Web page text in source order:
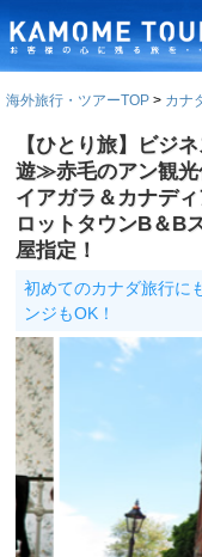
海外旅行・ツアーTOP カナ
【ひとり旅】ビジ
遊≫赤毛のアン観光
イアガラ＆カナデ
ロットタウンB＆B
屋指定！
初めてのカナダ旅行に
ンジもOK！